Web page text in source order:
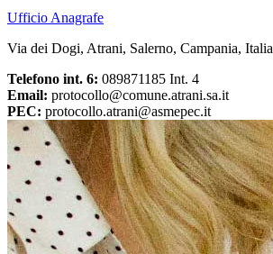
Ufficio Anagrafe
Via dei Dogi, Atrani, Salerno, Campania, Italia
Telefono int. 6: 089871185 Int. 4
Email: protocollo@comune.atrani.sa.it
PEC: protocollo.atrani@asmepec.it